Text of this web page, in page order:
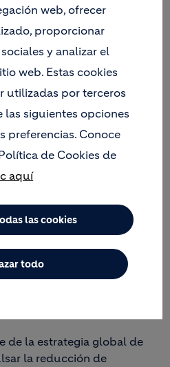
urbano y una
de los
construcción en las
motivo del Día Mundial del
presentó su Academia de
una plataforma virtual,
busca fortalecer las
de la estrategia global de
la reducción de
web, ofrecer
proporcionar
y analizar el
web. Estas cookies
utilizadas por terceros
las siguientes opciones
preferencias. Conoce
de Cookies de
aquí
las cookies
todo